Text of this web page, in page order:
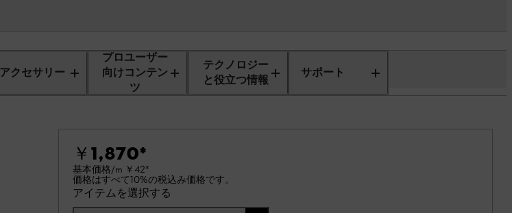
アクセサリー
プロユーザー
向けコンテン
ツ
テクノロジー
と役立つ情報
サポート
￥1,870*
基本価格/m ￥42*
価格はすべて10%の税込み価格です。
アイテムを選択する